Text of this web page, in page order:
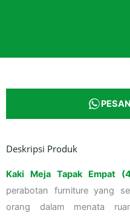
Deskripsi Produk
Kaki Meja Tapak Empat
perabotan furniture yang
orang dalam menata